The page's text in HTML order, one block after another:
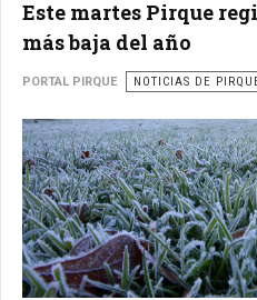
Este martes Pirque
más baja del año
PORTAL PIRQUE NOTICIAS DE